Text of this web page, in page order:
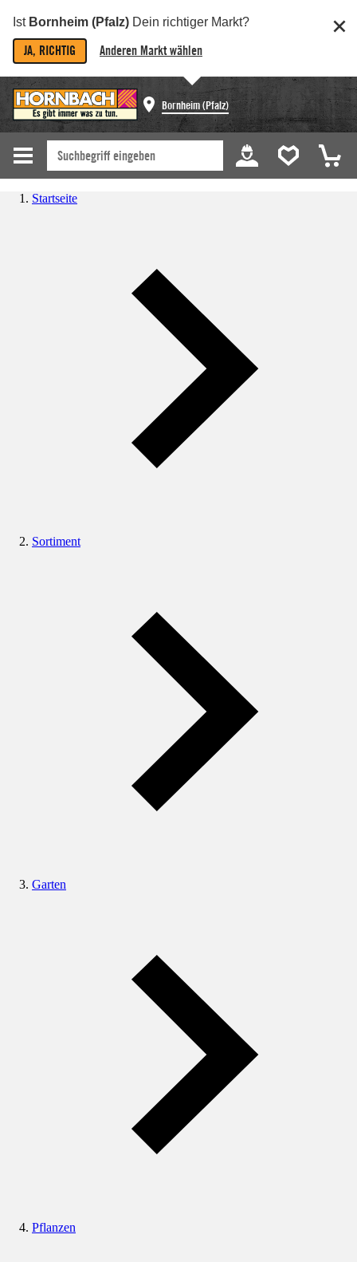
Ist Bornheim (Pfalz) Dein richtiger Markt?
JA, RICHTIG Anderen Markt wählen
Bornheim (Pfalz)
Startseite
Sortiment
Garten
Pflanzen